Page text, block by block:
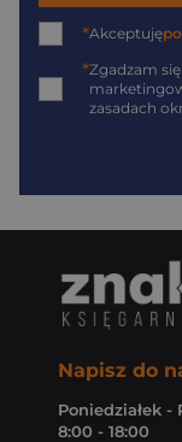
*Akceptuję
*Zgadzam
zasadach
Napisz do
Poniedziałek -
8:00 - 18:00